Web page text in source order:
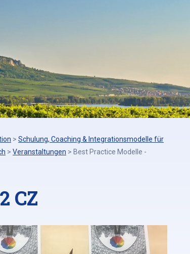
> Schulung, Coaching & Integrationsmodelle für
> Veranstaltungen > Best Practice Modelle -
CZ